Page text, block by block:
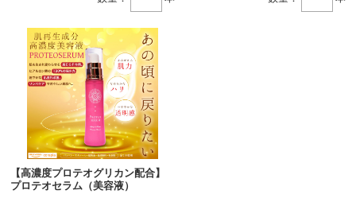
【高濃度プロテオグリカン配合】
プロテオセラム（美容液）